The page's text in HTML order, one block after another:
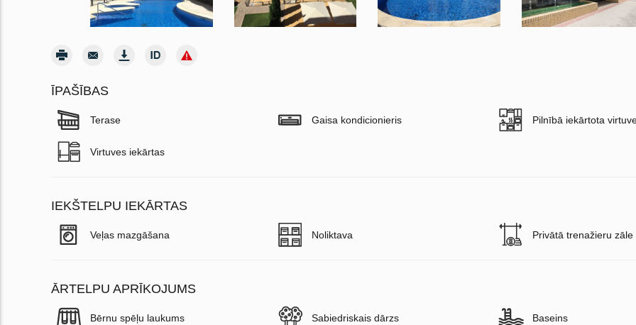
ĪPAŠĪBAS
Terase Gaisa kondicionieris Pilnībā iekārtota
Virtuves iekārtas
IEKŠTELPU IEKĀRTAS
Veļas mazgāšana Noliktava Privātā trenažieru zāle
ĀRTELPU APRĪKOJUMS
Bērnu spēļu laukums Sabiedriskais dārzs Baseins